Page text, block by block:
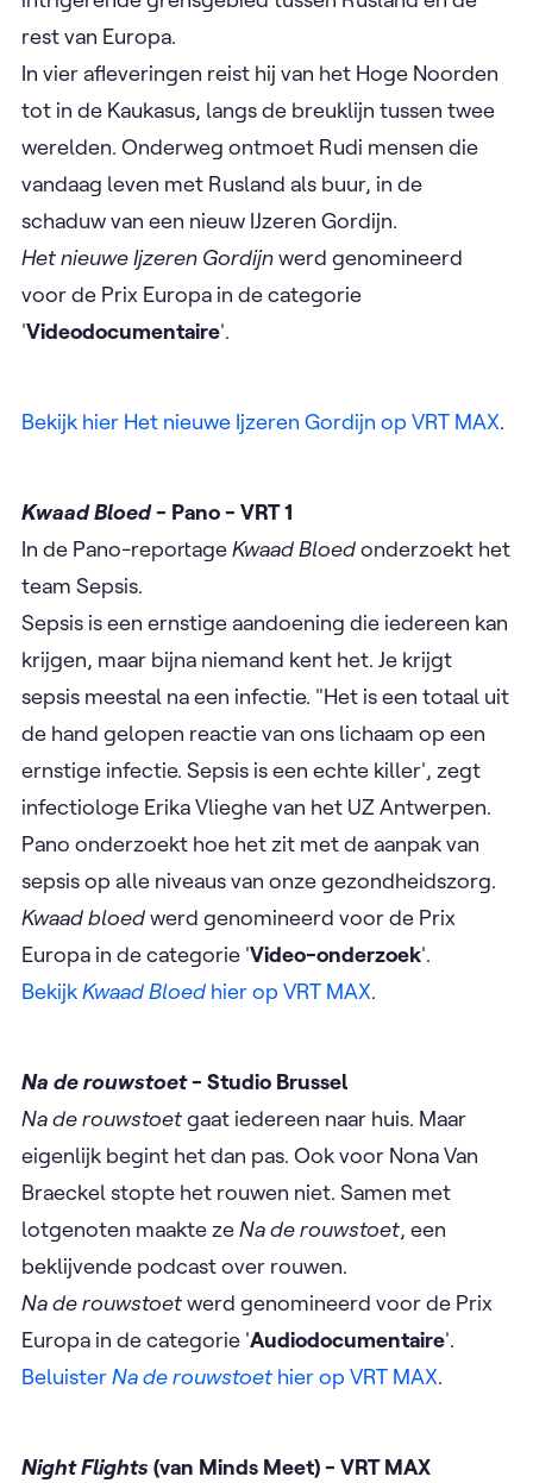
rest van Europa.
In vier afleveringen reist hij van het Hoge Noorden
tot in de Kaukasus, langs de breuklijn tussen twee
werelden. Onderweg ontmoet Rudi mensen die
vandaag leven met Rusland als buur, in de
schaduw van een nieuw IJzeren Gordijn.
Het nieuwe Ijzeren Gordijnwerd genomineerd
voor de Prix Europa in de categorie
'Videodocumentaire'.
Bekijk hier Het nieuwe Ijzeren Gordijn op VRT MAX.
Kwaad Bloed- Pano - VRT 1
In de Pano-reportageKwaad Bloedonderzoekt het
team Sepsis.
Sepsis is een ernstige aandoening die iedereen kan
krijgen, maar bijna niemand kent het. Je krijgt
sepsis meestal na een infectie. "Het is een totaal uit
de hand gelopen reactie van ons lichaam op een
ernstige infectie. Sepsis is een echte killer', zegt
infectiologe Erika Vlieghe van het UZ Antwerpen.
Pano onderzoekt hoe het zit met de aanpak van
sepsis op alle niveaus van onze gezondheidszorg.
Kwaad bloedwerd genomineerd voor de Prix
Europa in de categorie 'Video-onderzoek'.
BekijkKwaad Bloed hier op VRT MAX.
Na de rouwstoet- Studio Brussel
Na de rouwstoetgaat iedereen naar huis. Maar
eigenlijk begint het dan pas. Ook voor Nona Van
Braeckel stopte het rouwen niet. Samen met
lotgenoten maakte zeNa de rouwstoet, een
beklijvende podcast over rouwen.
Na de rouwstoetwerd genomineerd voor de Prix
Europa in de categorie 'Audiodocumentaire'.
BeluisterNa de rouwstoet hier op VRT MAX.
Night Flights(van Minds Meet) - VRT MAX